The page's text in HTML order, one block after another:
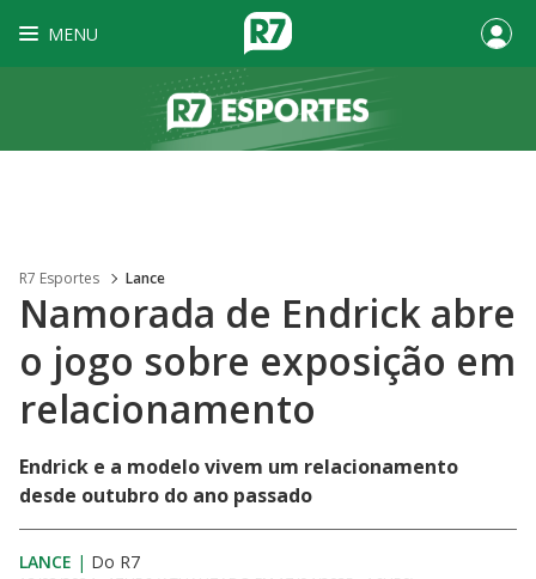
MENU
R7 Esportes Lance
Namorada de Endrick abre
o jogo sobre exposição em
relacionamento
Endrick e a modelo vivem um relacionamento
desde outubro do ano passado
LANCE | Do R7